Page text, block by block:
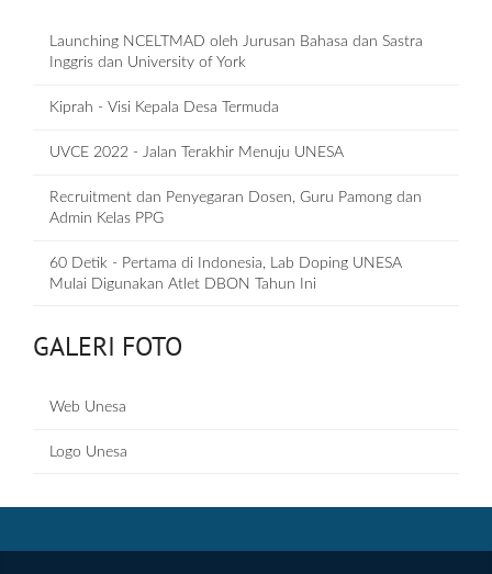
Launching NCELTMAD oleh Jurusan Bahasa dan Sastra
Inggris dan University of York
Kiprah - Visi Kepala Desa Termuda
UVCE 2022 - Jalan Terakhir Menuju UNESA
Recruitment dan Penyegaran Dosen, Guru Pamong dan
Admin Kelas PPG
60 Detik - Pertama di Indonesia, Lab Doping UNESA
Mulai Digunakan Atlet DBON Tahun Ini
GALERI FOTO
Web Unesa
Logo Unesa